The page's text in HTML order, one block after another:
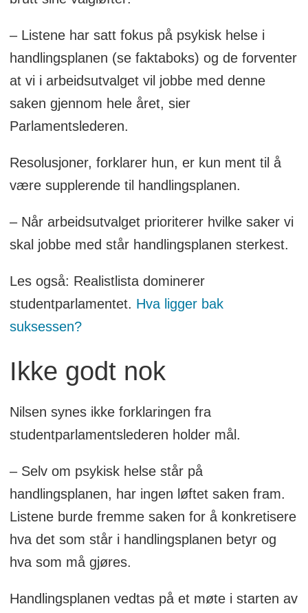
– Listene har satt fokus på psykisk helse i
handlingsplanen (se faktaboks) og de forventer
at vi i arbeidsutvalget vil jobbe med denne
saken gjennom hele året, sier
Parlamentslederen.
Resolusjoner, forklarer hun, er kun ment til å
være supplerende til handlingsplanen.
– Når arbeidsutvalget prioriterer hvilke saker vi
skal jobbe med står handlingsplanen sterkest.
Les også: Realistlista dominerer
studentparlamentet. Hva ligger bak
suksessen?
Ikke godt nok
Nilsen synes ikke forklaringen fra
studentparlamentslederen holder mål.
– Selv om psykisk helse står på
handlingsplanen, har ingen løftet saken fram.
Listene burde fremme saken for å konkretisere
hva det som står i handlingsplanen betyr og
hva som må gjøres.
Handlingsplanen vedtas på et møte i starten av